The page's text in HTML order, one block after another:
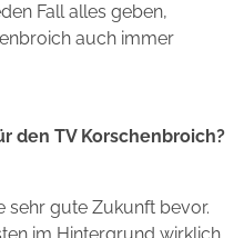
Fall alles geben,
auch immer
den TV Korschenbroich?
sehr gute Zukunft bevor.